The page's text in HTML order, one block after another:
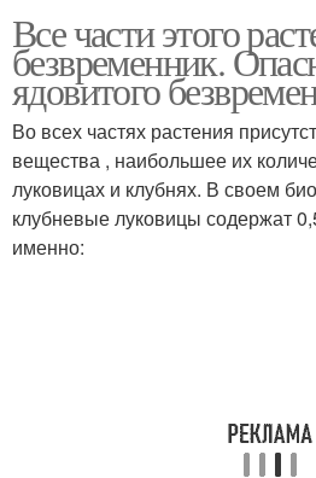
Все части этого
безвременник.
ядовитого
Во всех частях растения
вещества , наибольшее их
луковицах и клубнях. В своем
клубневые луковицы содержат
именно: